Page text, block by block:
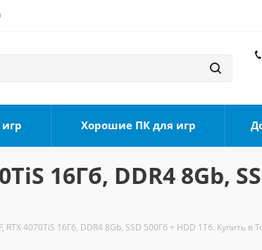
Хорошие ПК для игр
16Гб, DDR4 8Gb,
4070TiS 16Гб, DDR4 8Gb, SSD 500Гб + HDD 1Тб. Купить в